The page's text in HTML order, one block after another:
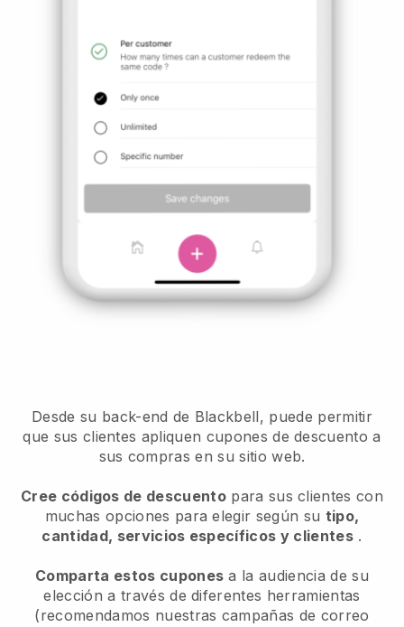
Desde su back-end de Blackbell, puede permitir
que sus clientes apliquen cupones de descuento a
sus compras en su sitio web.
Cree códigos de descuentopara sus clientes con
muchas opciones para elegir según su tipo,
cantidad, servicios específicos y clientes.
Comparta estos cupones a la audiencia de su
elección a través de diferentes herramientas
(recomendamos nuestras campañas de correo